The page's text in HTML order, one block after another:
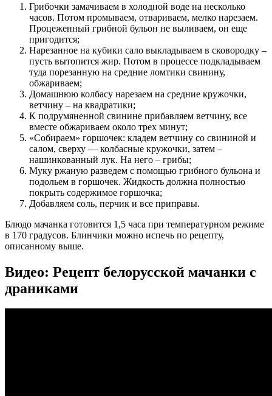
Грибочки замачиваем в холодной воде на несколько
часов. Потом промываем, отвариваем, мелко нарезаем.
Процеженный грибной бульон не выливаем, он еще
пригодится;
Нарезанное на кубики сало выкладываем в сковородку –
пусть вытопится жир. Потом в процессе подкладываем
туда порезанную на средние ломтики свинину,
обжариваем;
Домашнюю колбасу нарезаем на средние кружочки,
ветчину – на квадратики;
К подрумяненной свинине прибавляем ветчину, все
вместе обжариваем около трех минут;
«Собираем» горшочек: кладем ветчину со свининой и
салом, сверху — колбасные кружочки, затем –
нашинкованный лук. На него – грибы;
Муку ржаную разведем с помощью грибного бульона и
подольем в горшочек. Жидкость должна полностью
покрыть содержимое горшочка;
Добавляем соль, перчик и все приправы.
Блюдо мачанка готовится 1,5 часа при температурном режиме
в 170 градусов. Блинчики можно испечь по рецепту,
описанному выше.
Видео: Рецепт белорусской мачанки с
драниками